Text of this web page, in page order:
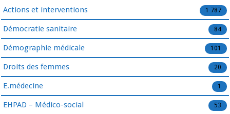
Actions et interventions 1 787
Démocratie sanitaire 84
Démographie médicale 101
Droits des femmes 20
E.médecine 1
EHPAD – Médico-social 53